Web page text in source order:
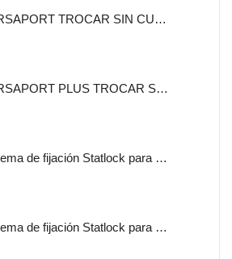
VERSAPORT TROCAR SIN CUCHILLA CON CANULA DE FIJACION 5MM
VERSAPORT PLUS TROCAR SIN CUCHILLA CON CANULA DE
Sistema de fijación Statlock para sonda nasogástrica y sondas de alimentación enteral, tamaño pediátrico, auto adherible.
Sistema de fijación Statlock para sonda nasogástrica y sondas de alimentación enteral, tamaño pediátrico, libre de latex.